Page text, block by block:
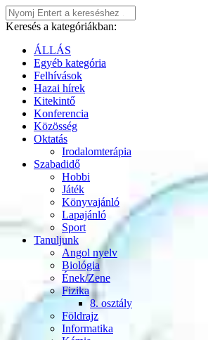
Keresés a kategóriákban:
ÁLLÁS
Egyéb kategória
Felhívások
Hazai hírek
Kitekintő
Konferencia
Közösség
Oktatás
Irodalomterápia
Szabadidő
Hobbi
Játék
Könyvajánló
Lapajánló
Sport
Tanuljunk
Angol nyelv
Biológia
Ének/Zene
Fizika
8. osztály
Földrajz
Informatika